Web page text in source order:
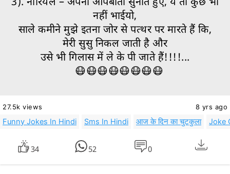
नहीं भाईयो,
साले कमीने मुझे इतना जोर से पत्थर पर मारते हैं कि,
मेरी सुसु निकल जाती है और
उसे भी गिलास में ले के पी जाते हैं!!!!...
😷😷😷😷😷😷😷😷
27.5k views 8 yrs ago
Funny Jokes In Hindi Sms In Hindi आज के दिन का चुटकुला Joke
34 52 0